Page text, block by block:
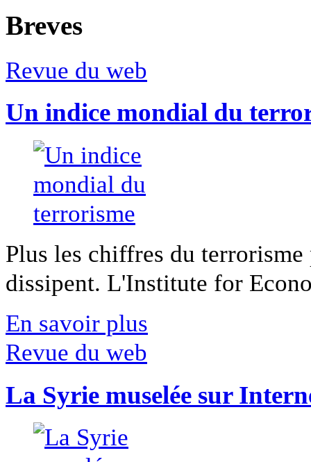
Breves
Revue du web
Un indice mondial du
Plus les chiffres du
dissipent. L'Institute for
En savoir plus
Revue du web
La Syrie muselée sur